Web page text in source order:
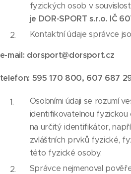
fyzických osob v
je DOR-SPORT s.r.o. IČ
Kontaktní údaje správce
e-mail: dorsport@dorsport.cz
telefon: 595 170 800, 607 687
Osobními údaji se rozumí
identifikovatelnou fyzickou
na určitý identifikátor,
zvláštních prvků fyzické,
této fyzické osoby.
Správce nejmenoval